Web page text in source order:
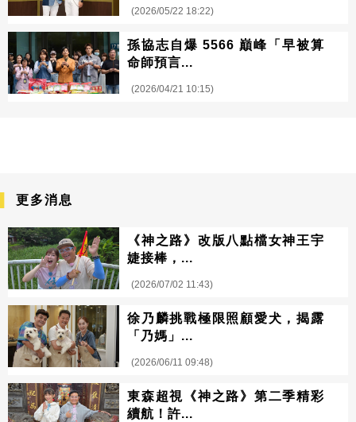
(2026/05/22 18:22)
孫協志自爆 5566 巔峰「早被算
命師預言...
(2026/04/21 10:15)
更多消息
《神之路》改版八點檔女神王宇
婕接棒，...
(2026/07/02 11:43)
徐乃麟挑戰極限照顧愛犬，揭露
「乃媽」...
(2026/06/11 09:48)
東森超視《神之路》第二季精彩
續航！許...